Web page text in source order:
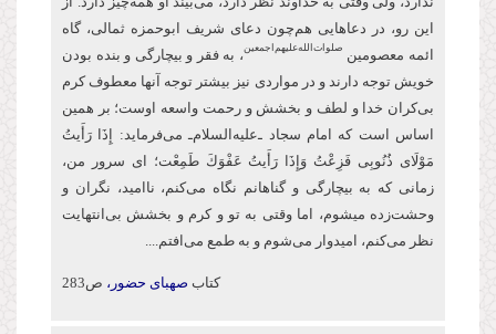
این‌ رو، در دعاهایی هم‌چون دعای شریف ابو‌حمزه ثمالی، گاه
ائمه معصومین صلوات‌‌الله‌‌عليهم‌‌اجمعين ، به فقر و بیچارگی و بنده بودن
خویش توجه دارند و در مواردی نیز بیشتر توجه آنها معطوف كرم
بی‌کران خدا و لطف و بخشش و رحمت واسعه اوست؛ بر همین
اساس است كه امام سجاد ـ‌علیه‌السلام‌ـ می‌فرماید: إِذَا رَأَیتُ
مَوْلَای ذُنُوبِی فَزِعْتُ وَإِذَا رَأَیتُ عَفْوَكَ طَمِعْت؛ ای سرور من،
زمانی که به بیچارگی و گناهانم نگاه می‌کنم، ناامید، نگران و
وحشت‌زده می‏شوم، اما وقتی به تو و كرم و بخشش بی‌انتهایت
نظر می‌کنم، امیدوار ‏می‌شوم و به طمع می‌افتم....
کتاب صهبای حضور، ص283